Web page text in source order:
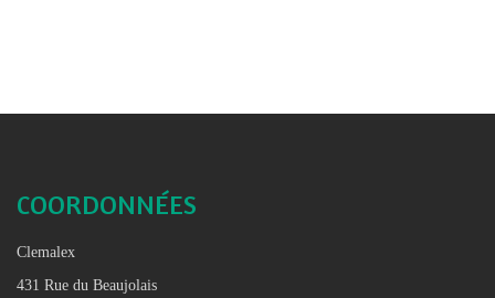
COORDONNÉES
Clemalex
431 Rue du Beaujolais